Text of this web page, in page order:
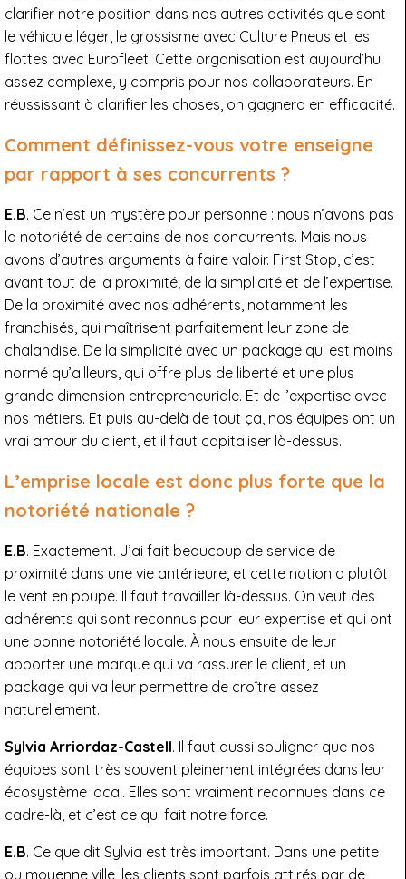
clarifier notre position dans nos autres activités que sont
le véhicule léger, le grossisme avec Culture Pneus et les
flottes avec Eurofleet. Cette organisation est aujourd’hui
assez complexe, y compris pour nos collaborateurs. En
réussissant à clarifier les choses, on gagnera en efficacité.
Comment définissez-vous votre enseigne
par rapport à ses concurrents ?
E.B. Ce n’est un mystère pour personne : nous n’avons pas
la notoriété de certains de nos concurrents. Mais nous
avons d’autres arguments à faire valoir. First Stop, c’est
avant tout de la proximité, de la simplicité et de l’expertise.
De la proximité avec nos adhérents, notamment les
franchisés, qui maîtrisent parfaitement leur zone de
chalandise. De la simplicité avec un package qui est moins
normé qu’ailleurs, qui offre plus de liberté et une plus
grande dimension entrepreneuriale. Et de l’expertise avec
nos métiers. Et puis au-delà de tout ça, nos équipes ont un
vrai amour du client, et il faut capitaliser là-dessus.
L’emprise locale est donc plus forte que la
notoriété nationale ?
E.B. Exactement. J’ai fait beaucoup de service de
proximité dans une vie antérieure, et cette notion a plutôt
le vent en poupe. Il faut travailler là-dessus. On veut des
adhérents qui sont reconnus pour leur expertise et qui ont
une bonne notoriété locale. À nous ensuite de leur
apporter une marque qui va rassurer le client, et un
package qui va leur permettre de croître assez
naturellement.
Sylvia Arriordaz-Castell. Il faut aussi souligner que nos
équipes sont très souvent pleinement intégrées dans leur
écosystème local. Elles sont vraiment reconnues dans ce
cadre-là, et c’est ce qui fait notre force.
E.B. Ce que dit Sylvia est très important. Dans une petite
ou moyenne ville, les clients sont parfois attirés par de